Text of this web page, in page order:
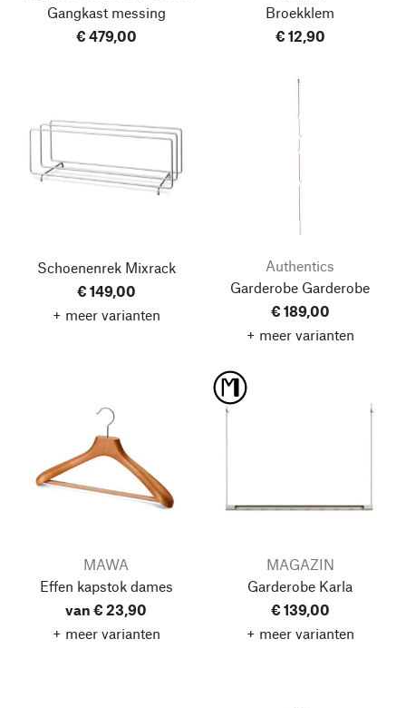
Gangkast messing
€ 479,00
Broekklem
€ 12,90
Schoenenrek Mixrack
€ 149,00
+ meer varianten
Authentics
Garderobe Garderobe
€ 189,00
+ meer varianten
MAWA
Effen kapstok dames
van € 23,90
+ meer varianten
MAGAZIN
Garderobe Karla
€ 139,00
+ meer varianten